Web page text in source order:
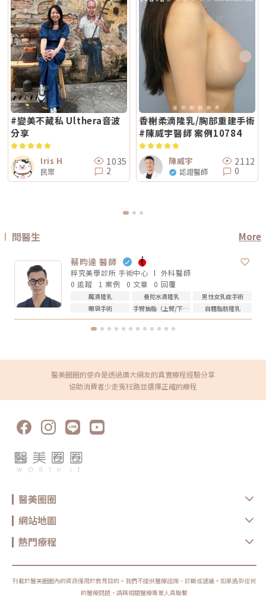
療程？治療後皮膚需要時間恢復，因此若要搭配保濕導入、水光等溫和療
程，通常約 2～3 週即可視膚況安排；若是皮秒、飛梭、強效換膚或注射等
刺激性較高的項目，建議至少間隔 4 週再評估。適當的間隔能降低反黑與過
度刺激的風險，也讓後續療程效果更穩定。Q6：Reepot 的療程費用大約是
多少？Reepot 的價格會依照治療部位、所需的能量深度、是否搭配其他療
程以及整體規劃次數而有所差異。一般費用多落在一萬至三萬多元之間，但
實際金額仍需依個人斑點狀況與療程組合評估後才能確認。建議先安排諮
詢，由專業醫療人員確認膚況後提供最適合的治療方案與費用。Q7：
Reepot 術後的人工皮需要貼多久？Reepot 治療後會在局部覆蓋人工皮，
主要是保護剛治療的肌膚並協助屏障修復。人工皮不建議自行撕除，多數人
會在約兩週左右回診時，由醫療人員視膚況協助取下。人工皮脫落後，治療
部位的色素也會在這段期間逐漸代謝、變淡。斑點帶來的影響，往往不只是
外觀變化，更讓人感到氣色黯淡、不如以往。隨著醫美技術不斷推陳出新，
Reepot AI 時光雷射為色素治療帶來更精準、可控的方式，讓除斑不再停留
在效果難預測的時代。期望這篇文章能幫助你清楚掌握除斑方向與選擇，在
規劃療程時，也建議由專業醫師根據膚況量身評估，找到最適合、安全的改
善方式。★溫馨提醒★小編要提醒大家，醫療並非單純的商業交易，所有的
療程都伴隨著風險。因此，作為消費者應該謹慎選擇合適的醫療方案，以確
保安全與健康。
響。價格便宜不一定不好，但如果只用價格做決定，很容易忽略真正重要的
事：這療程到底有沒有符合你的臉部狀況？同樣是音波，有人需要加強下顎
線，有人需要處理嘴邊肉；同樣是電波，有人重點在眼周細紋，有人重點在
臉頰鬆弛。規劃不同，效果自然也會不同。所以選療程時，不只要問「多少
錢」，也要問清楚：使用什麼儀器？施作哪些部位？大約發數或治療範圍怎
麼規劃？為什麼我的狀況適合這個療程？第三，確認儀器來源、探頭耗材與
施作人員電波音波屬於能量型醫美療程，安全性和儀器來源、探頭耗材、操
作經驗都有關。建議選擇前可以確認是否為合法原廠認證儀器、是否使用原
廠探頭或合規耗材，以及是否由合格專業醫療人員評估與操作。另外，醫師
的臉部解剖概念與美感判斷也很重要。因為電波音波不是「能量越強越
好」，而是要看你的皮膚厚度、脂肪量、鬆弛程度、臉型比例去調整。過度
治療不一定更漂亮，反而可能不自然或效果不如預期。第四，效果需要時
間，不要用術後當天判斷成敗電波和音波都是透過熱能刺激膠原蛋白反應，
不是做完當天就完成全部效果。部分人術後會先感覺皮膚變緊、輪廓比較
順，但真正的膠原蛋白新生與重組，通常需要數週到數月慢慢發生。所以做
完後不要急著用第一天的樣子判斷有沒有用，也不要因為短期內沒有巨大變
化就立刻否定療程。非侵入式拉提的特色通常是漸進、自然，而不是突然大
幅改變。第五，不要期待一次療程解決所有老化問題臉部老化不是只有皮膚
鬆而已，還可能包含膠原蛋白流失、脂肪位移、骨架支撐變弱、皮膚厚度改
變等不同層次的問題。電波可以改善皮膚緊緻度與膚質，音波可以幫助輪廓
拉提與深層支撐，但它們不一定能取代針劑、填充、雷射、手術或其他療
程。比較正確的觀念是：電波音波不是萬能療程，而是抗老規劃中的一部
感。不過疼痛感會受到能量設定、施作部位、個人耐受度、儀器種類影響，
可能會有短暫泛紅、腫脹、痠感或觸痛，通常會逐漸緩解。實際狀況仍需依
防初老、改善膚質鬆弛，可以先從電波或其他較溫和的保養型療程評估。若
已經有明顯輪廓下垂，也可以和醫師討論音波。但年齡不是唯一標準，皮膚
厚度、脂肪量、鬆弛程度更重要。Q4：電波音波可以取代拉皮手術嗎？不
能完全取代。電波音波適合輕度到中度鬆弛，屬於非侵入式抗老療程。如果
是非常明顯的皮膚鬆垂或組織下滑，仍可能需要評估手術或其他治療方式。
Q5：電波音波多久做一次？每個人的老化程度、儀器種類、能量設定和維
持需求不同，沒有固定答案。一般會由醫師依照膚況、年齡、預算與期待效
果規劃，不建議自己照網路頻率硬套。搞懂電波跟音波的差別，才能選對適
合自己的療程電波跟音波都是常見的非侵入式抗老療程，但它們不是誰取代
誰，也不是誰一定比較好。圈圈提醒，做療程前不要只看網路心得，也不要
先對！★溫馨提醒★小編要提醒大家，醫療並非單純的商業交易，所有的療
程都伴隨著風險。因此，作為消費者應該謹慎選擇合適的醫療方案，以確保
安全與健康。
提感如果你的主要困擾是「臉部鬆弛」、「下顎線不清楚」或「嘴邊肉變明
顯」，鳳凰電波通常是較常被討論的選項之一。其應用多與輪廓緊緻與鬆弛
改善相關，常見於臉部、眼周與身體的緊緻與平滑需求。2. 膚質感如果你的
問題不是明顯鬆弛，而是「皮膚看起來粗」、「毛孔明顯」、「妝感不服
貼」或整體氣色較疲累，無雙電波的複合式能量設計相對較符合這類需求。
除了緊緻效果外，也常被用於膚質細緻與整體質感提升，因此常被市場定位
為入門型抗老或精緻型電波療程。3. 自然度兩者都屬於非侵入式療程，因此
通常不會像手術或填充療程一樣產生立即的結構性改變，效果多半呈現為漸
進式、自然型。常見的效果訴求差異在於：鳳凰電波多偏向輪廓線條與緊緻
感的提升；無雙電波則較偏向整體膚質細緻、緊實與光澤感的改善。哪一種
比較痛？無雙電波真的比較不痛嗎？疼痛感是很多人選療程時最在意的問
題。以療程設計來看，鳳凰電波因為以單極射頻為主，能量感通常會比較明
顯。部分人會形容為熱、刺、酸、脹，尤其在骨感較明顯或皮膚較薄的位
置，感受可能更強。無雙電波則因為設計上有SAC智能冷卻系統與RIC即時
阻抗偵測補償系統等設計，因此為舒適度較高的電波療程。但這裡要講清
楚：不痛不代表完全沒感覺，舒適也不代表每個人都一樣。疼痛感會受到很
多因素影響，包括： 個人耐痛程度 施作部位 能量設定 是否敷麻 醫師手法
皮膚厚薄與骨感程度 當天身體狀態所以比較精準的說法是：無雙電波通常
被定位為舒適度較佳；鳳凰電波能量感通常較明顯。但實際感受仍需依個人
狀況而定。常見迷思一：鳳凰電波一定比無雙電波強嗎？不一定。「強」要
看你指的是哪一種強。如果說的是深層拉提、輪廓緊緻，鳳凰電波確實是經
典代表。但如果是膚質、細緻度、毛孔與整體保養感，無雙電波可能更符合
程，不是找「最紅的」，而是找「最符合目前需求的」。常見迷思二：電波
做完會立刻小臉嗎？很多人期待電波做完臉馬上小一圈，但這個期待需要調
刺激皮膚組織緊緻與膠原重塑，因此效果通常是逐步變化。有些人做完會覺
得臉比較緊、線條比較順，但真正的膠原變化通常需要時間。Thermage 官
「瞬間換臉」而是「慢慢變緊、變順、變精緻」做電波前需要注意什麼？無
論選無雙電波或鳳凰電波，療程前都建議注意以下幾點： 近期是否懷孕或
哺乳 是否有心律調節器或植入式電子裝置 施作區域是否有金屬植入物 是否
有嚴重皮膚發炎、傷口或感染 近期是否做過其他醫美療程 是否有蟹足腫或
特殊體質 是否正在服用影響皮膚修復的藥物這些資訊都應在諮詢時主動告
知醫療院所，即便是非侵入式療程，也不是每個人都適合做。做完電波後怎
麼保養？電波療程後，多數人不需要長時間恢復期，但仍建議做好基礎照
護： 加強保濕 避免過度去角質 做好防曬 短期內避免高溫環境，例如三溫
暖、烤箱 避免同時疊加刺激性保養品 依照院所指示安排回診或追蹤如果出
鳳凰電波偏向輪廓拉提與深層緊實。選擇重點應該是你的需求，而不是單看
療程定位不同，並非互相取代關係。若主要需求是膚質與輕度緊緻，無雙電
波可能適合；若主要需求是明顯輪廓拉提，鳳凰電波仍有其定位。Q3：無
雙電波適合年輕人嗎？若已開始出現膚質粗糙、毛孔、細紋或輕微鬆弛，無
雙電波可作為早期保養型選項。不過仍建議由專業醫師評估是否真的需要施
保養方式、能量設定與個人體質不同而有差異。多數電波療程並非永久效
果，通常需要定期保養。Q5：做完電波可以馬上化妝嗎？多數情況下恢復
期不長，但實際仍需依個人膚況與療程反應而定。若出現泛紅、敏感或熱
護。選對療程，比跟風更重要無雙電波與鳳凰電波各有優勢，前者偏向細緻
膚質與自然緊緻，後者則更聚焦在輪廓拉提與深層抗老。與其問「哪一個比
較厲害」，不如先釐清自己最在意的是膚質、鬆弛、輪廓，還是整體老化
時，也建議選擇原廠認證或合法合格的醫療院所，確認設備來源、探頭是否
為原廠正貨，以及操作人員是否具備相關經驗，這些都是影響療程安全與效
合自己的選擇。建議在施作前，先與專業醫療院所充分諮詢，了解自身膚
況、期待效果與可能限制，再做出更安心的決定。真正理想的變美，不是追
自信。鳳凰電波原廠認證診所：https://www.thermageflx.co/無雙電波原
廠認證診所：https://asia-density.com/map★溫馨提醒★小編要提醒大
者應該謹慎選擇合適的醫療方案，以確保安全與健康。
#變美不藏私 Ulthera音波
分享
Iris H
民眾
1035
2
香榭柔滴隆乳/胸部重建手術
#陳威宇醫師 案例10784
陳威宇
認證醫師
2112
0
問醫生 More
蔡昀達 醫師
粹究美學診所 手術中心 外科醫師
0 追蹤
1 案例 0 文章 0 回覆
魔滴隆乳 曼陀水滴隆乳
男性女乳症手術
眼袋手術
手臂抽脂（上臂/下臂) 自體脂肪隆乳
醫美圈圈的使命是透過廣大網友的真實療程經驗分享
協助消費者少走冤枉路並選擇正確的療程
醫美圈圈
網站地圖
熱門療程
刊載於醫美圈圈內的資訊僅用於教育目的。我們不提供醫療諮詢、診斷或建議。如果遇到任何
的醫療問題，請與相關醫療專業人員聯繫